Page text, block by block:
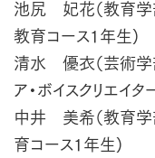
池尻 妃花（教育
教育コース1年生)
清水 優衣（芸術学
ア・ボイスクリエイ
中井 美希（教育
育コース1年生)